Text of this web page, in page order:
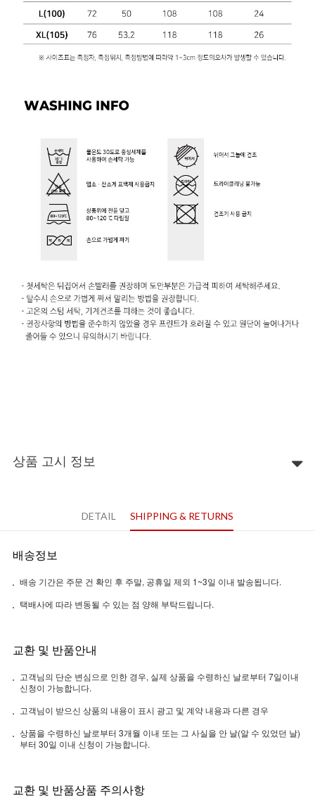
상품 고시 정보
DETAIL SHIPPING & RETURNS
배송정보
배송 기간은 주문 건 확인 후 주말, 공휴일 제외 1~3일 이내 발송됩니다.
택배사에 따라 변동될 수 있는 점 양해 부탁드립니다.
교환 및 반품안내
고객님의 단순 변심으로 인한 경우, 실제 상품을 수령하신 날로부터 7일이내
신청이 가능합니다.
고객님이 받으신 상품의 내용이 표시 광고 및 계약 내용과 다른 경우
상품을 수령하신 날로부터 3개월 이내 또는 그 사실을 안 날(알 수 있었던 날)
부터 30일 이내 신청이 가능합니다.
교환 및 반품상품 주의사항